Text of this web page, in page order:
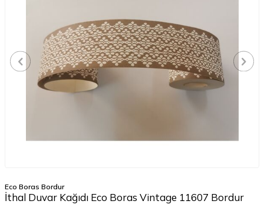
Eco Boras Bordur
İthal Duvar Kağıdı Eco Boras Vintage 11607 Bordur